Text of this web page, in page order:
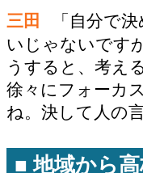
三田
「自分で
いじゃないです
うすると、考え
徐々にフォーカ
ね。決して人の
■ 地域から